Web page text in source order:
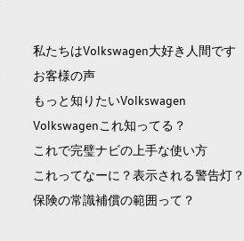
私たちはVolkswagen大好き人間です
お客様の声
もっと知りたいVolkswagen
Volkswagenこれ知ってる？
これで完璧ナビの上手な使い方
これってなーに？表示される警告灯？
保険の常識補償の範囲って？